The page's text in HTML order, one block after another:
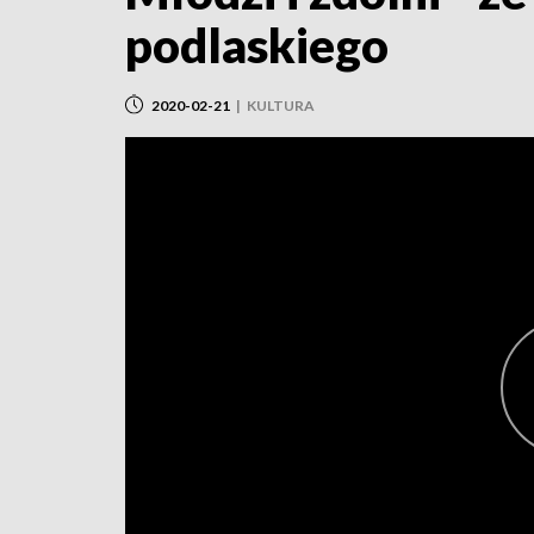
podlaskiego
2020-02-21 | KULTURA